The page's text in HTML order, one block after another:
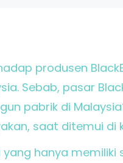
produsen
Sebab, pasar
pabrik di
saat ditemui di